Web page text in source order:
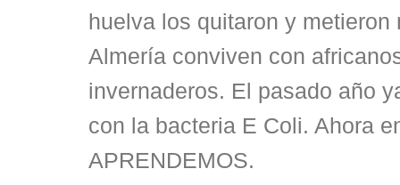
huelva los quitaron y metieron
Almería conviven con
invernaderos. El pasado año
con la bacteria E Coli. Ahora
APRENDEMOS.